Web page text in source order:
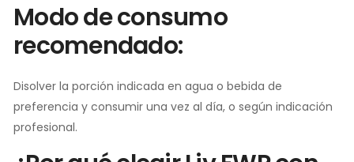
Modo de consumo
recomendado:
Disolver la porción indicada en agua o bebida de
preferencia y consumir una vez al día, o según indicación
profesional.